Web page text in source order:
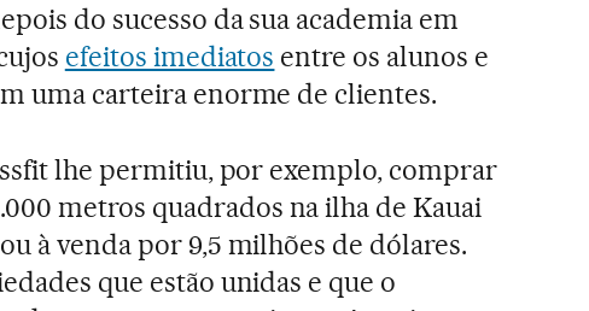
do sucesso da sua academia em
efeitos imediatos entre os alunos e
uma carteira enorme de clientes.
lhe permitiu, por exemplo, comprar
metros quadrados na ilha de Kauai
à venda por 9,5 milhões de dólares.
que estão unidas e que o